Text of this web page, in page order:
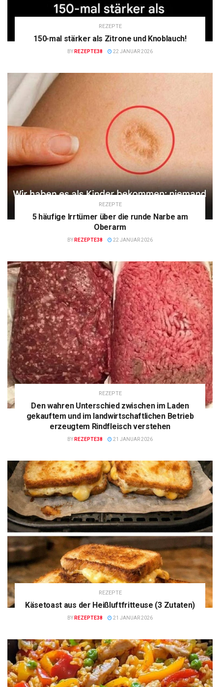
REZEPTE
150-mal stärker als Zitrone und Knoblauch!
BY REZEPTE38 22 JANUAR 2026
REZEPTE
5 häufige Irrtümer über die runde Narbe am
Oberarm
BY REZEPTE38 22 JANUAR 2026
REZEPTE
Den wahren Unterschied zwischen im Laden
gekauftem und im landwirtschaftlichen Betrieb
erzeugtem Rindfleisch verstehen
BY REZEPTE38 21 JANUAR 2026
REZEPTE
Käsetoast aus der Heißluftfritteuse (3 Zutaten)
BY REZEPTE38 21 JANUAR 2026